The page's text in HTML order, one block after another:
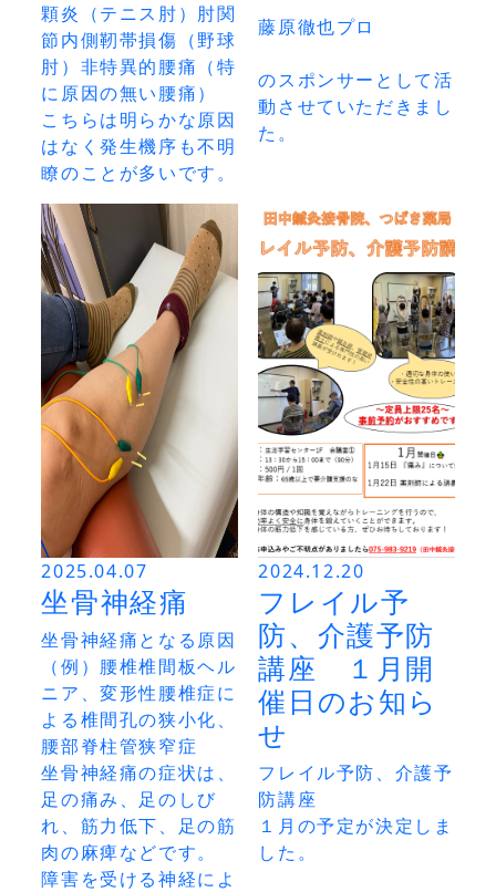
顆炎（テニス肘）肘関
節内側靭帯損傷（野球
肘）非特異的腰痛（特
に原因の無い腰痛）
こちらは明らかな原因
はなく発生機序も不明
瞭のことが多いです。
藤原徹也プロ
のスポンサーとして活
動させていただきまし
た。
2025.04.07
坐骨神経痛
坐骨神経痛となる原因
（例）腰椎椎間板ヘル
ニア、変形性腰椎症に
よる椎間孔の狭小化、
腰部脊柱管狭窄症
坐骨神経痛の症状は、
足の痛み、足のしび
れ、筋力低下、足の筋
肉の麻痺などです。
障害を受ける神経によ
2024.12.20
フレイル予
防、介護予防
講座　１月開
催日のお知ら
せ
フレイル予防、介護予
防講座
１月の予定が決定しま
した。